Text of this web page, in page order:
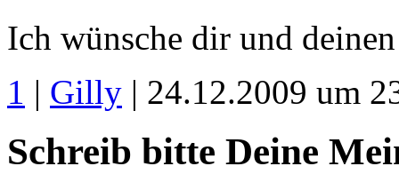
Ich wünsche dir und
1 | Gilly | 24.12.2009 um
Schreib bitte Deine